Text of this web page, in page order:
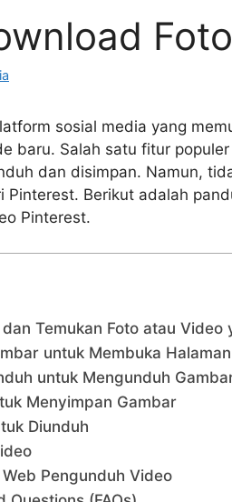
sosial media yang
baru. Salah satu fitur
dan disimpan. Namun,
Pinterest. Berikut adalah
Pinterest.
Temukan Foto atau Video
untuk Membuka
untuk Mengunduh
Menyimpan Gambar
Diunduh
Pengunduh Video